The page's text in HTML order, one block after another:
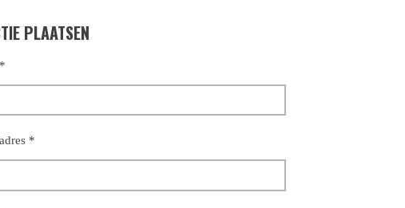
l
r
e
PLAATSEN
*